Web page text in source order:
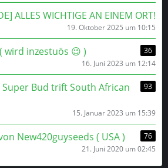
ALLES WICHTIGE AN EINEM ORT!
19. Oktober 2025 um 10:15
wird inzestuös 😉 )
36
16. Juni 2023 um 12:14
Super Bud trift South African
93
15. Januar 2023 um 15:39
New420guyseeds ( USA )
76
21. Juni 2020 um 02:45